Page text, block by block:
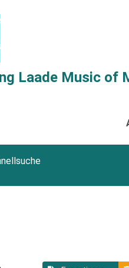
Laade Music of